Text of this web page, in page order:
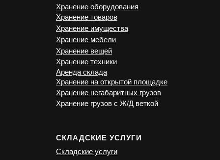
Хранение имущества
Хранение товаров
Хранение вещей
Хранение оборудования
СКЛАДСКИЕ УСЛУГИ
Хранение мебели
Хранение техники
Аренда склада
Хранение на открытой площадке
Хранение негабаритных грузов
Складские услуги
Хранение грузов с Ж/Д веткой